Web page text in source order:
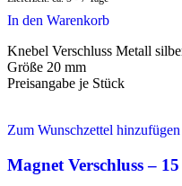
In den Warenkorb
Knebel Verschluss Metall
Größe 20 mm
Preisangabe je Stück
Zum Wunschzettel hinzufügen
Magnet Verschluss –